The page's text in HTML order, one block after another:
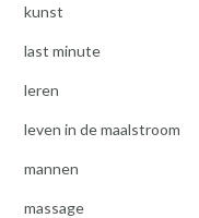
kunst
last minute
leren
leven in de maalstroom
mannen
massage